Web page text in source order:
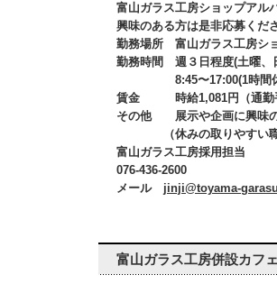
富山ガラス工房ショップアル
興味のある方は是非応募くだ
勤務場所 富山ガラス工房シ
勤務時間 週３日程度(土曜、
8:45〜17:00(1時間休
賃金 時給1,081円（通勤手
その他 展示や企画に興味
（休みの取りやすい職場
富山ガラス工房採用担当
076-436-2600
メール jinji@toyama-
富山ガラス工房併設カフ